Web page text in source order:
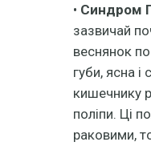
• Синдром
зазвичай
веснянок
губи, ясна і
кишечнику
поліпи. Ці
раковими,